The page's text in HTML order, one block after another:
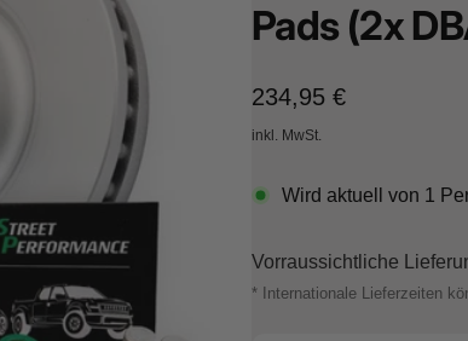
Pads (2x
Normaler
Preis
234,95 €
inkl. MwSt.
Wird aktuell von 1
Vorraussichtliche
* Internationale Lieferzeiten
74706 Osterburken
+4962916487601